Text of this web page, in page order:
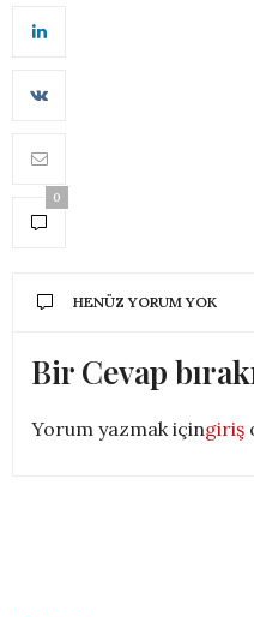
0
HENÜZ YORUM YOK
Bir Cevap
Yorum yazmak içingiriş